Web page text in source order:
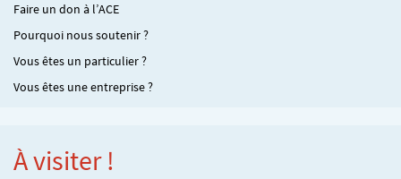
Faire un don à l’ACE
Pourquoi nous soutenir ?
Vous êtes un particulier ?
Vous êtes une entreprise ?
À visiter !